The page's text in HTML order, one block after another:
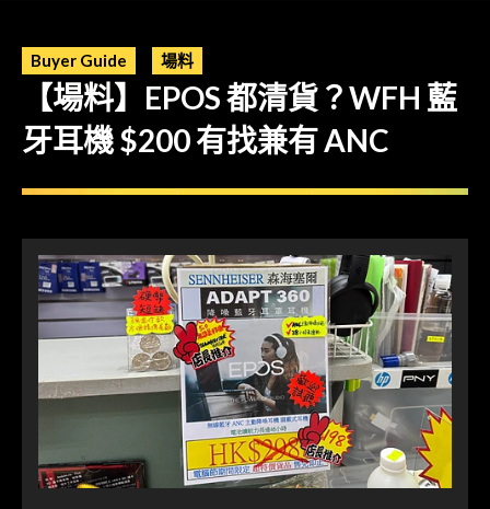
Buyer Guide 場料
【場料】EPOS 都清貨？WFH 藍
牙耳機 $200 有找兼有 ANC